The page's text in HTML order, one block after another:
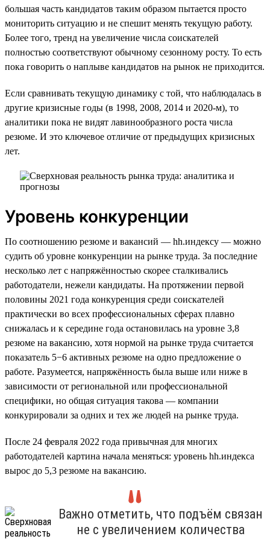
большая часть кандидатов таким образом пытается просто
мониторить ситуацию и не спешит менять текущую работу.
Более того, тренд на увеличение числа соискателей
полностью соответствуют обычному сезонному росту. То есть
пока говорить о наплыве кандидатов на рынок не приходится.
Если сравнивать текущую динамику с той, что наблюдалась в
другие кризисные годы (в 1998, 2008, 2014 и 2020-м), то
аналитики пока не видят лавинообразного роста числа
резюме. И это ключевое отличие от предыдущих кризисных
лет.
Уровень конкуренции
По соотношению резюме и вакансий — hh.индексу — можно
судить об уровне конкуренции на рынке труда. За последние
несколько лет с напряжённостью скорее сталкивались
работодатели, нежели кандидаты. На протяжении первой
половины 2021 года конкуренция среди соискателей
практически во всех профессиональных сферах плавно
снижалась и к середине года остановилась на уровне 3,8
резюме на вакансию, хотя нормой на рынке труда считается
показатель 5−6 активных резюме на одно предложение о
работе. Разумеется, напряжённость была выше или ниже в
зависимости от региональной или профессиональной
специфики, но общая ситуация такова — компании
конкурировали за одних и тех же людей на рынке труда.
После 24 февраля 2022 года привычная для многих
работодателей картина начала меняться: уровень hh.индекса
вырос до 5,3 резюме на вакансию.
Важно отметить, что подъём связан
не с увеличением количества